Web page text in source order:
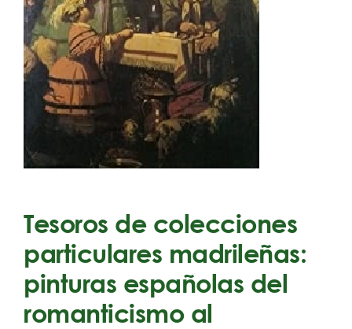
Tesoros de colecciones
particulares madrileñas:
pinturas españolas del
romanticismo al